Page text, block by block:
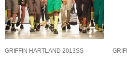
GRIFFIN HARTLAND 2013SS